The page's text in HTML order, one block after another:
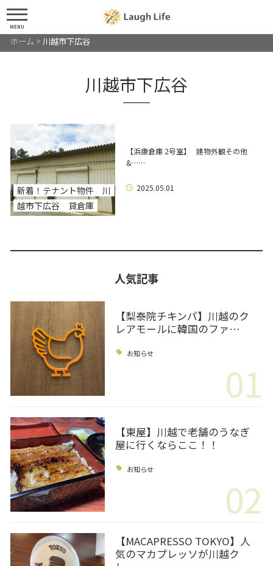
MENU
ホーム > 川越市下広谷
川越市下広谷
新着！テナント物件 川
越市下広谷 貸倉庫
【浜康倉庫 2号室】 建物外観その他
&……
2025.05.01
人気記事
【梨泰院チキンパ】川越のク
レアモールに韓国のファ…
お知らせ
01
【東屋】川越で老舗のうなぎ
屋に行くならここ！！
お知らせ
02
【MACAPRESSO TOKYO】人
気のマカプレッソが川越ク